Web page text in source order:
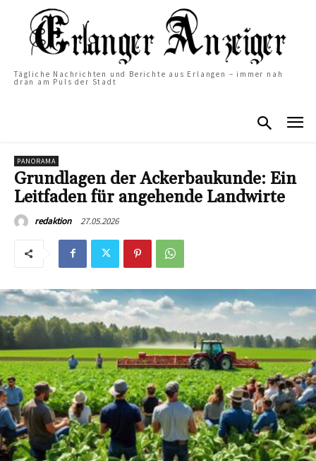
Tägliche Nachrichten und Berichte aus Erlangen – immer nah
dran am Puls der Stadt
PANORAMA
Grundlagen der Ackerbaukunde: Ein
Leitfaden für angehende Landwirte
redaktion 27.05.2026